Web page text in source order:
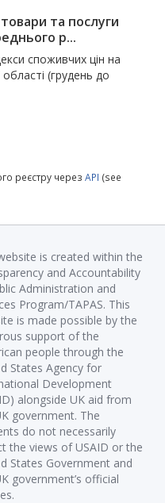
та послуги
р...
споживчих цін на
(грудень до
реєстру через API (see
is created within the
and Accountability
Administration and
Program/TAPAS. This
is made possible by the
support of the
people through the
States Agency for
Development
alongside UK aid from
government. The
do not necessarily
the views of USAID or the
States Government and
government’s official